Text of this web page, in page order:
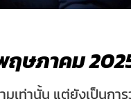
ฤษภาคม
เท่านั้น แต่ยังเป็นกา